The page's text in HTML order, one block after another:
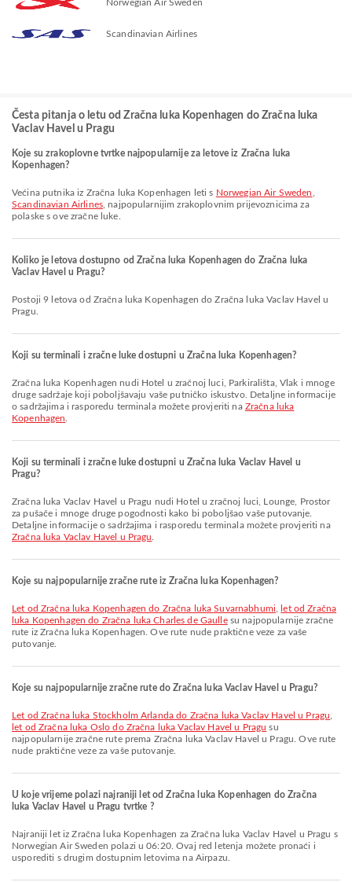
Norwegian Air Sweden
Scandinavian Airlines
Česta pitanja o letu od Zračna luka Kopenhagen do Zračna luka
Vaclav Havel u Pragu
Koje su zrakoplovne tvrtke najpopularnije za letove iz Zračna luka
Kopenhagen?
Većina putnika iz Zračna luka Kopenhagen leti s Norwegian Air Sweden
Scandinavian Airlines, najpopularnijim zrakoplovnim prijevoznicima za
polaske s ove zračne luke.
Koliko je letova dostupno od Zračna luka Kopenhagen do Zračna luka
Vaclav Havel u Pragu?
Postoji 9 letova od Zračna luka Kopenhagen do Zračna luka Vaclav Havel u
Pragu.
Koji su terminali i zračne luke dostupni u Zračna luka Kopenhagen?
Zračna luka Kopenhagen nudi Hotel u zračnoj luci, Parkirališta, Vlak i mnoge
druge sadržaje koji poboljšavaju vaše putničko iskustvo. Detaljne informacije
o sadržajima i rasporedu terminala možete provjeriti na Zračna luka
Kopenhagen
Koji su terminali i zračne luke dostupni u Zračna luka Vaclav Havel u
Pragu?
Zračna luka Vaclav Havel u Pragu nudi Hotel u zračnoj luci, Lounge, Prostor
za pušače i mnoge druge pogodnosti kako bi poboljšao vaše putovanje.
Detaljne informacije o sadržajima i rasporedu terminala možete provjeriti na
Zračna luka Vaclav Havel u Pragu
Koje su najpopularnije zračne rute iz Zračna luka Kopenhagen?
let od Zračna luka Kopenhagen do Zračna luka Suvarnabhumi
let od Zračna
luka Kopenhagen do Zračna luka Charles de Gaullesu najpopularnije zračne
rute iz Zračna luka Kopenhagen. Ove rute nude praktične veze za vaše
putovanje.
Koje su najpopularnije zračne rute do Zračna luka Vaclav Havel u Pragu?
let od Zračna luka Stockholm Arlanda do Zračna luka Vaclav Havel u Pragu
let od Zračna luka Oslo do Zračna luka Vaclav Havel u Pragu su
najpopularnije zračne rute prema Zračna luka Vaclav Havel u Pragu. Ove rute
nude praktične veze za vaše putovanje.
U koje vrijeme polazi najraniji let od Zračna luka Kopenhagen do Zračna
luka Vaclav Havel u Pragu tvrtke ?
Najraniji let iz Zračna luka Kopenhagen za Zračna luka Vaclav Havel u Pragu s
Norwegian Air Sweden polazi u 06:20. Ovaj red letenja možete pronaći i
usporediti s drugim dostupnim letovima na Airpazu.